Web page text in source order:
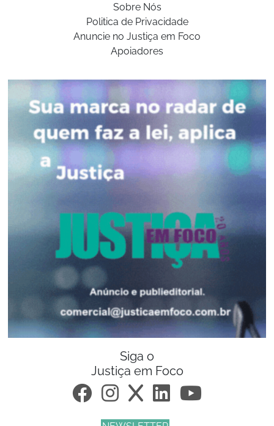
Sobre Nós
Politica de Privacidade
Anuncie no Justiça em Foco
Apoiadores
Siga o
Justiça em Foco